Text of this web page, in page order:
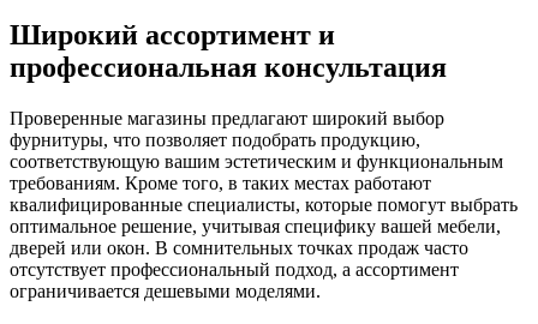
Широкий ассортимент и
профессиональная консультация
Проверенные магазины предлагают широкий выбор
фурнитуры, что позволяет подобрать продукцию,
соответствующую вашим эстетическим и функциональным
требованиям. Кроме того, в таких местах работают
квалифицированные специалисты, которые помогут выбрать
оптимальное решение, учитывая специфику вашей мебели,
дверей или окон. В сомнительных точках продаж часто
отсутствует профессиональный подход, а ассортимент
ограничивается дешевыми моделями.